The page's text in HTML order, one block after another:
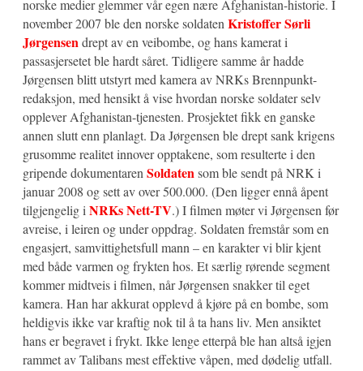
norske medier glemmer vår egen nære Afghanistan-historie. I
november 2007 ble den norske soldaten Kristoffer Sørli
Jørgensendrept av en veibombe, og hans kamerat i
passasjersetet ble hardt såret. Tidligere samme år hadde
Jørgensen blitt utstyrt med kamera av NRKs Brennpunkt-
redaksjon, med hensikt å vise hvordan norske soldater selv
opplever Afghanistan-tjenesten. Prosjektet fikk en ganske
annen slutt enn planlagt. Da Jørgensen ble drept sank krigens
grusomme realitet innover opptakene, som resulterte i den
gripende dokumentaren Soldatensom ble sendt på NRK i
januar 2008 og sett av over 500.000. (Den ligger ennå åpent
tilgjengelig i NRKs Nett-TV.) I filmen møter vi Jørgensen før
avreise, i leiren og under oppdrag. Soldaten fremstår som en
engasjert, samvittighetsfull mann – en karakter vi blir kjent
med både varmen og frykten hos. Et særlig rørende segment
kommer midtveis i filmen, når Jørgensen snakker til eget
kamera. Han har akkurat opplevd å kjøre på en bombe, som
heldigvis ikke var kraftig nok til å ta hans liv. Men ansiktet
hans er begravet i frykt. Ikke lenge etterpå ble han altså igjen
rammet av Talibans mest effektive våpen, med dødelig utfall.